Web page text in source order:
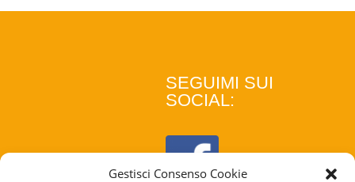
Gestisci Consenso Cookie
SEGUIMI SUI
SOCIAL: